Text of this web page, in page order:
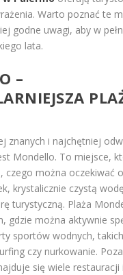
Warto poznać te
godne uwagi, aby w
lata.
–
znanych i najchętniej
Mondello. To miejsce,
czego można oczekiwać
krystalicznie czystą
turystyczną. Plaża
gdzie można aktywnie
sportów wodnych,
czy nurkowanie.
się wiele restauracji